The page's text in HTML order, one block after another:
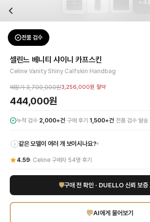
배송은 얼마나 걸리나요?
검수는 어떻게 진행되나요? 검수 사진을 받을 수 있나요?
전문 스태프가 실물 상품을 직접 확인한 후 검수 사진
교환이나 반품이 가능한가요?
수령 후 7일 이내 신청하시면 상품 하자, 사이즈 불일치,
쿠폰과 적립금을 함께 사용할 수 있나요?
네, 쿠폰과 적립금을 결제 시 함께 사용하실 수 있습니
브랜드:
성별:여성
색상:블랙
가격:444,000원
시간을 초월한 우아함을 선사하는 셀린느 베니티 샤이
셀린느 베니티 샤이니 카프스킨 을 DUELLO에
44
전품 검수
Celine핸드백
셀린느 베니티 샤이니 카프스킨
Celine Vanity Shiny Calfskin Handbag
매장가3,700,000원3,256,000원 절약
444,000원
누적 검수 2,000+건·구매 후기 1,500+건· 전품 검수 발송
i 같은 모델이 여러 개 보이시나요?▾
4.59· Celine 구매자 54명 후기
🛡구매 전 확인 · DUELLO 신뢰 보증
💬AI에게 물어보기